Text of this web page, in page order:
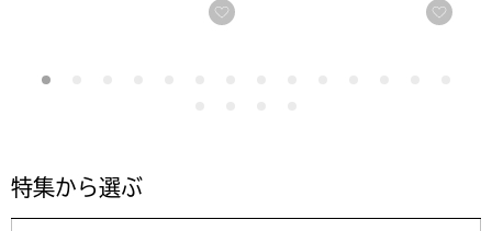
お気に入りに登録する お気
特集から選ぶ